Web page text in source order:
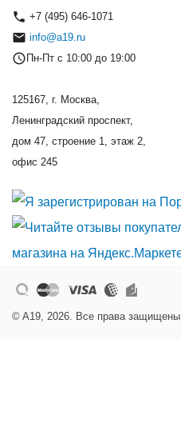
+7 (495) 646-1071
info@a19.ru
Пн-Пт с 10:00 до 19:00
125167, г. Москва,
Ленинградский проспект,
дом 47, строение 1, этаж 2,
офис 245
© A19, 2026. Все права защищены.